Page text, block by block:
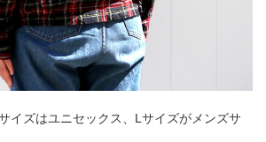
イズはユニセックス、Lサイズがメンズサ